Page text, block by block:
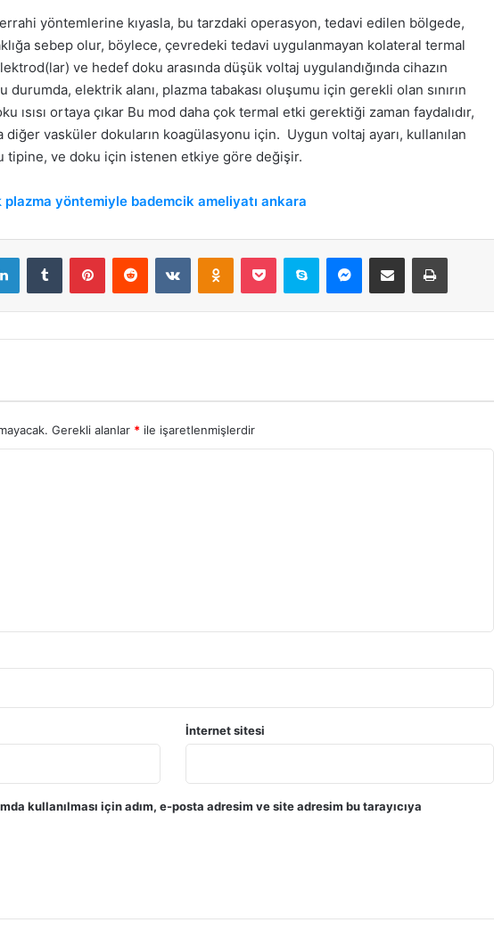
yöntemlerine kıyasla, bu tarzdaki operasyon, tedavi edilen bölgede,
sebep olur, böylece, çevredeki tedavi uygulanmayan kolateral termal
ve hedef doku arasında düşük voltaj uygulandığında cihazın
durumda, elektrik alanı, plazma tabakası oluşumu için gerekli olan sınırın
ısısı ortaya çıkar Bu mod daha çok termal etki gerektiği zaman faydalıdır,
diğer vasküler dokuların koagülasyonu için. Uygun voltaj ayarı, kullanılan
tipine, ve doku için istenen etkiye göre değişir.
plazma yöntemiyle bademcik ameliyatı ankara
LinkedInTumblr PinterestReddit VKontakteOdnoklassniki
Pocket Skype Messenger
E-Posta ile paylaş Yazdır
Gerekli alanlar * ile işaretlenmişlerdir
İnternet sitesi
kullanılması için adım, e-posta adresim ve site adresim bu tarayıcıya